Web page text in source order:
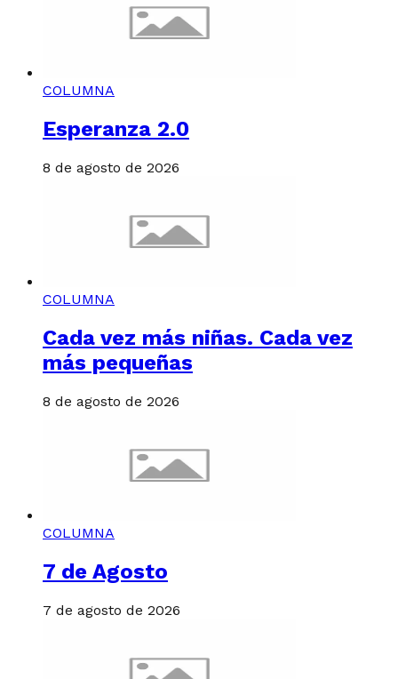
COLUMNA
Esperanza 2.0
8 de agosto de 2026
COLUMNA
Cada vez más niñas. Cada vez
más pequeñas
8 de agosto de 2026
COLUMNA
7 de Agosto
7 de agosto de 2026